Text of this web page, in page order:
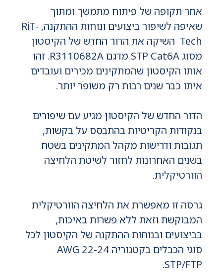
אחר תקופה של פיתוח מתמשך ומתוך
שאיפה לשיפור ביצועים ונוחות ההתקנה, RiT-
Tech השיקה את הדור החדש של הקיסטון
מסוג STP Cat6A מדגם R3110682A. זהו
אותו הקיסטון שהמתקינים מכירים ועובדים
איתו כבר שנים רבות רק משופר יותר.
הדור החדש של הקיסטון מגיע עם שיפורים
בנקודות הקריטיות בהתבסס על בקשות,
תגובות ודרישות מקהל המתקינים בשטח
בשנים האחרונות לחזור לשיטת הלחיצה
הוורטיקלית.
גרסה זו מאפשרת את הלחיצה הוורטיקלית
המבוקשת וזאת ללא פשרות באיכות,
בביצועים ובנוחות ההתקנה של הקיסטון לכל
סוגי הכבלים בקטגוריה AWG 22-24
STP/FTP.